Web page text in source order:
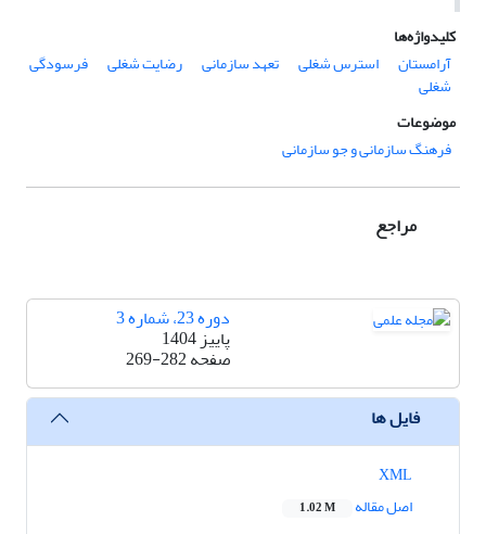
کلیدواژه‌ها
آرامستان
استرس شغلی تعهد سازمانی رضایت شغلی فرسودگی
شغلی
موضوعات
فرهنگ سازمانی و جو سازمانی
مراجع
دوره 23، شماره 3
پاییز 1404
صفحه269-282
فایل ها
اصل مقاله
1.02 M